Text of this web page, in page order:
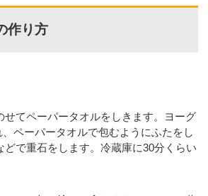
作り方
せてペーパータオルをしきます。ヨーグ
ペーパータオルで包むようにふたをし
どで重石をします。冷蔵庫に30分くらい